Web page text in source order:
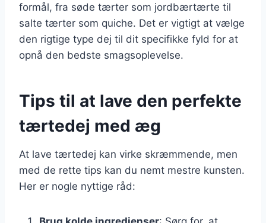
formål, fra søde tærter som jordbærtærte til
salte tærter som quiche. Det er vigtigt at vælge
den rigtige type dej til dit specifikke fyld for at
opnå den bedste smagsoplevelse.
Tips til at lave den perfekte
tærtedej med æg
At lave tærtedej kan virke skræmmende, men
med de rette tips kan du nemt mestre kunsten.
Her er nogle nyttige råd: